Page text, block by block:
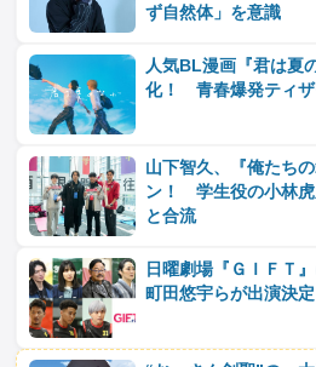
ず自然体」を意識
人気BL漫画『君は夏
化！ 青春爆発ティザ
山下智久、『俺たち
ン！ 学生役の小林虎
と合流
日曜劇場『ＧＩＦＴ
町田悠宇らが出演決定